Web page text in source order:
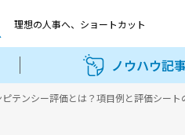
理想の人事へ、 ショートカット
ノウハウ記
ピテンシー評価とは？項目例と評価シー